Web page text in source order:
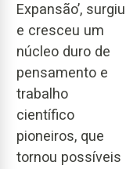
Expansão’, surgiu
e cresceu um
núcleo duro de
pensamento e
trabalho
científico
pioneiros, que
tornou possíveis